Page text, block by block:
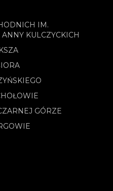
IM.
KULCZYCKICH
GÓRZE